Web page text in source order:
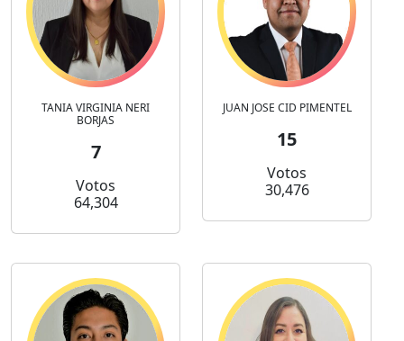
TANIA VIRGINIA NERI
BORJAS
7
Votos
64,304
JUAN JOSE CID PIMENTEL
15
Votos
30,476